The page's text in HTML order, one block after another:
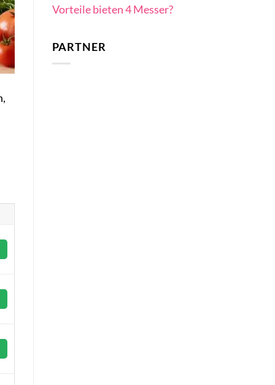
Vorteile bieten 4 Messer?
PARTNER